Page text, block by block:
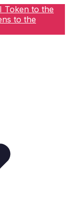
Token to the
to the